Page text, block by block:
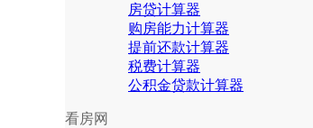
房贷计算器
购房能力计算器
提前还款计算器
税费计算器
公积金贷款计算器
看房网